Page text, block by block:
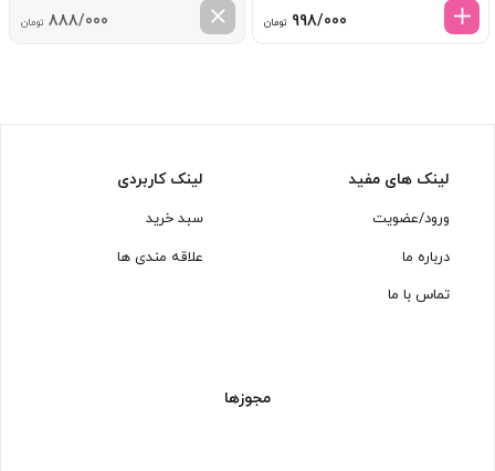
998/000 تومان 888/000 تومان
لینک های مفید
ورود/عضویت
درباره ما
تماس با ما
لینک کاربردی
سبد خرید
علاقه مندی ها
مجوزها